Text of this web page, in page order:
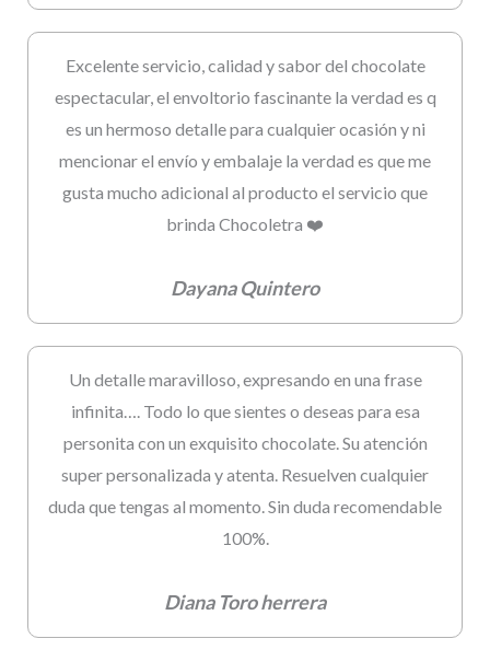
Excelente servicio, calidad y sabor del chocolate
espectacular, el envoltorio fascinante la verdad es q
es un hermoso detalle para cualquier ocasión y ni
mencionar el envío y embalaje la verdad es que me
gusta mucho adicional al producto el servicio que
brinda Chocoletra ❤️
Dayana Quintero
Un detalle maravilloso, expresando en una frase
infinita…. Todo lo que sientes o deseas para esa
personita con un exquisito chocolate. Su atención
super personalizada y atenta. Resuelven cualquier
duda que tengas al momento. Sin duda recomendable
100%.
Diana Toro herrera